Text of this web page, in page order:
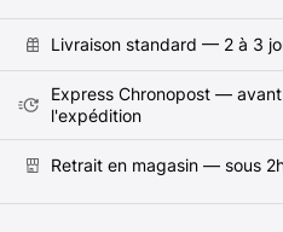
Livraison standard — 2 à 3
Express Chronopost —
l'expédition
Retrait en magasin — sous